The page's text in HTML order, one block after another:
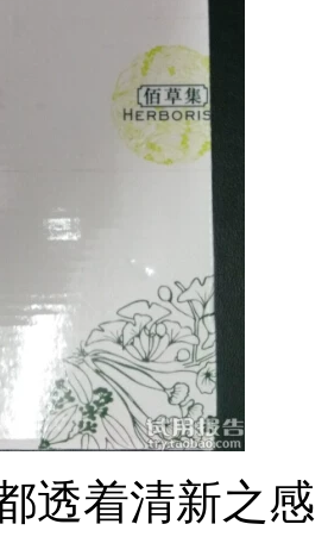
透着清新之感